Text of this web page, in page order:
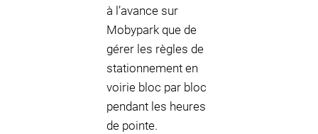
à l’avance sur
Mobypark que de
gérer les règles de
stationnement en
voirie bloc par bloc
pendant les heures
de pointe.